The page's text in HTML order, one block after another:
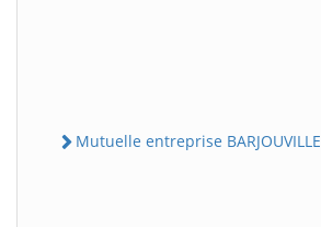
Mutuelle entreprise BARJOUVILLE